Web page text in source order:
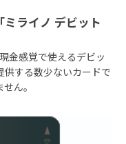
ライノ デビット
金感覚で使えるデビッ
供する数少ないカードで
ん。